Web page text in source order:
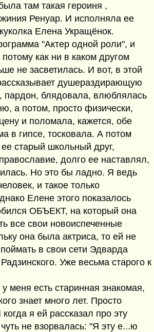
там такая героиня ,
Ренуар. И исполняла ее
Елена Укращёнок.
"Актер одной роли", и
как ни в каком другом
не засветилась. И вот, в этой
душераздирающую
пардон, блядовала, влюблялась
а потом, просто физически,
и поломала, кажется, обе
в гипсе, тосковала. А потом
старый школьный друг,
долго ее наставлял,
Но это бы ладно. Я ведь
и такое только
Елене этого показалось
ОБЪЕКТ, на который она
все свои новоиспеченные
она была актриса, то ей не
в свои сети Эдварда
Уже весьма старого к
меня есть старинная знакомая,
знает много лет. Просто
я ей рассказал про эту
не взорвалась: "Я эту е...ю